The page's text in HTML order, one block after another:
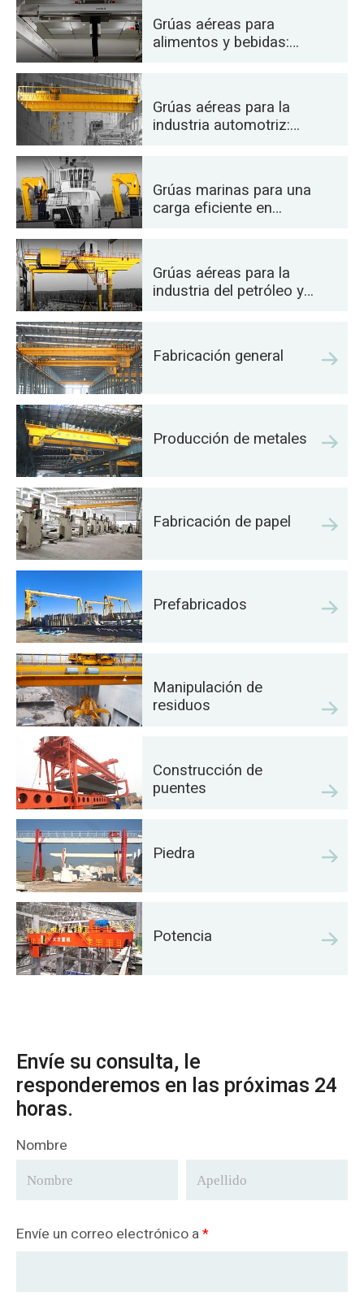
de material rodante y
manipulación de
contenedores
Grúas aéreas para
alimentos y bebidas:
eficiente
Grúas aéreas para la
industria automotriz:
eficientes
Grúas marinas para una
carga eficiente en
Grúas aéreas para la
industria del petróleo y
Fabricación general
Producción de metales
Fabricación de papel
Prefabricados
Manipulación de
residuos
Construcción de
puentes
Piedra
Potencia
Envíe su consulta, le
responderemos en las próximas 24
horas.
Nombre
Envíe un correo electrónico a*